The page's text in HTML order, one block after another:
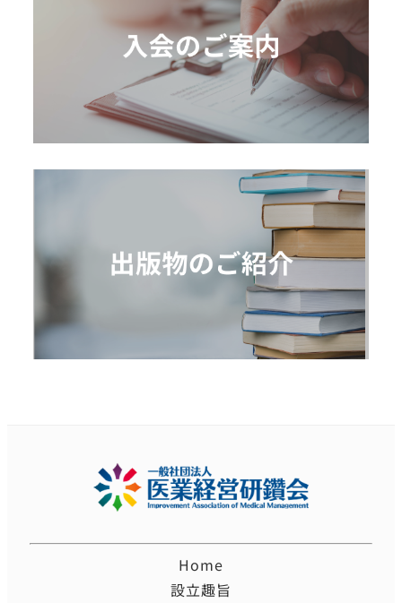
Home
設立趣旨